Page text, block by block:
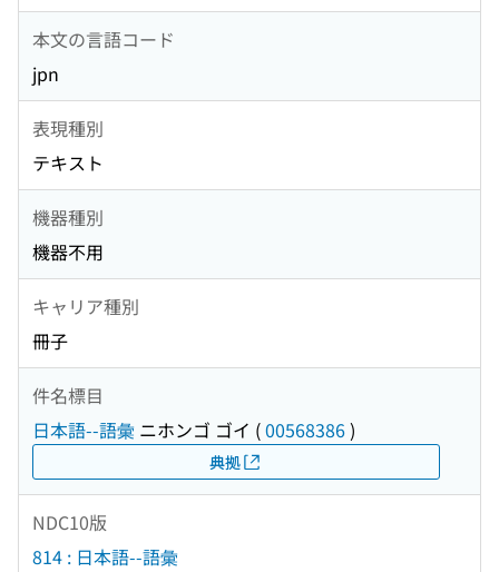
本文の言語コード
jpn
表現種別
テキスト
機器種別
機器不用
キャリア種別
冊子
件名標目
日本語--語彙 ニホンゴ ゴイ (00568386)
典拠
NDC10版
814 : 日本語--語彙